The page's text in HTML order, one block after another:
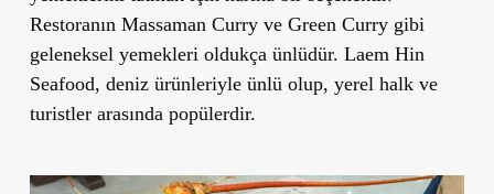
Restoranın Massaman Curryve Green Currygibi
geleneksel yemekleri oldukça ünlüdür. Laem Hin
Seafood, deniz ürünleriyle ünlü olup, yerel halk ve
turistler arasında popülerdir.